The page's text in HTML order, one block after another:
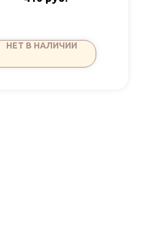
Время Шоколада
НЕТ В НАЛИЧИИ